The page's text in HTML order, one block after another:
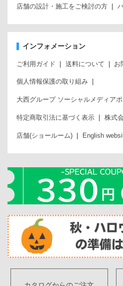
店舗の設計・施工をご検討の方
インフォメーション
ご利用ガイド 送料について お
個人情報保護の取り組み
大西グループ ソーシャルメディア
特定商取引法に基づく表示 株式
店舗(ショールーム) English